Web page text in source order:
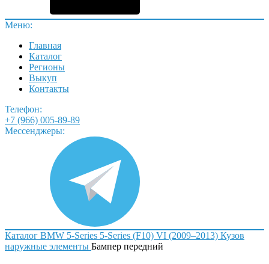
Меню:
Главная
Каталог
Регионы
Выкуп
Контакты
Телефон:
+7 (966) 005-89-89
Мессенджеры:
Каталог BMW 5-Series 5-Series (F10) VI (2009–2013) Кузов
наружные элементы Бампер передний